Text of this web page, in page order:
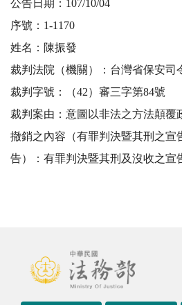
公告日期：107/10/04
序號：1-1170
姓名：陳振發
裁判法院（機關）：台灣省保安司
裁判字號：（42）審三字第84號
裁判案由：意圖以非法之方法顛覆
撤銷之內容（有罪判決暨其刑之宣
告）：有罪判決暨其刑及沒收之宣